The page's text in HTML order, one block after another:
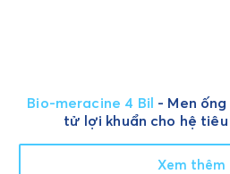
Bio-meracine 4 Bil - Men
tử lợi khuẩn cho hệ
Xem thêm